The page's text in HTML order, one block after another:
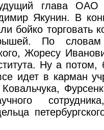
глава ОАО
Якунин. В
бойко торговать
По словам
Жоресу
Ну а потом,
идет в карман